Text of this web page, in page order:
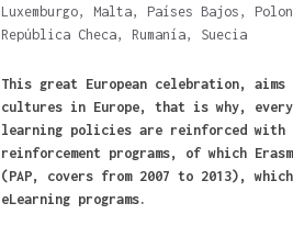
Luxemburgo, Malta, Países Bajos,
República Checa, Rumanía, Suecia
This great European celebration,
cultures in Europe, that is why, every
learning policies are reinforced with
reinforcement programs, of which
(PAP, covers from 2007 to 2013),
eLearning programs.